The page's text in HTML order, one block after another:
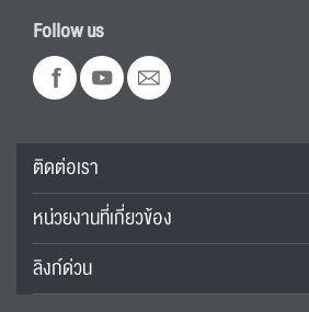
Follow us
ติดต่อเรา
หน่วยงานที่เกี่ยวข้อง
ลิงก์ด่วน